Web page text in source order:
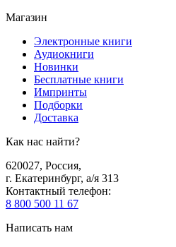
Магазин
Электронные книги
Аудиокниги
Новинки
Бесплатные книги
Импринты
Подборки
Доставка
Как нас найти?
620027, Россия,
г. Екатеринбург, а/я 313
Контактный телефон:
8 800 500 11 67
Написать нам